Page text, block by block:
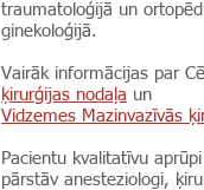
traumatoloģijā un
ginekoloģijā.
Vairāk informācijas par
ķirurģijas nodaļa un
Vidzemes Mazinvazīvās
Pacientu kvalitatīvu
pārstāv anesteziologi,